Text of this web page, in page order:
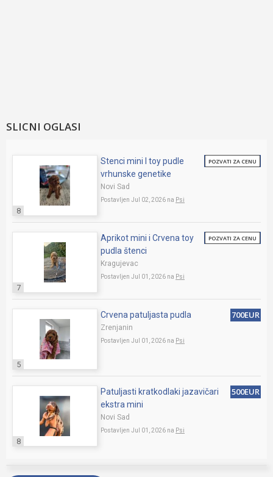
SLICNI OGLASI
8
Stenci mini I toy pudle
vrhunske genetike
Novi Sad
Postavljen Jul 02, 2026 na Psi
POZVATI ZA CENU
7
Aprikot mini i Crvena toy
pudla štenci
Kragujevac
Postavljen Jul 01, 2026 na Psi
POZVATI ZA CENU
5
Crvena patuljasta pudla
Zrenjanin
Postavljen Jul 01, 2026 na Psi
700EUR
8
Patuljasti kratkodlaki jazavičari
ekstra mini
Novi Sad
Postavljen Jul 01, 2026 na Psi
500EUR